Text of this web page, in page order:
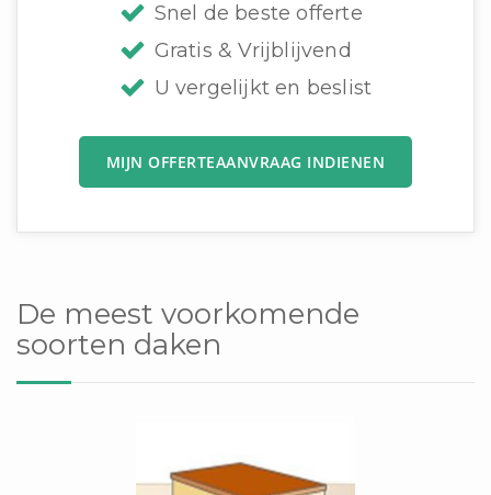
Snel de beste offerte
Gratis & Vrijblijvend
U vergelijkt en beslist
MIJN OFFERTEAANVRAAG INDIENEN
De meest voorkomende
soorten daken